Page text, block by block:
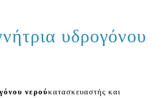
υδρογόνου
νερούκατασκευαστής και